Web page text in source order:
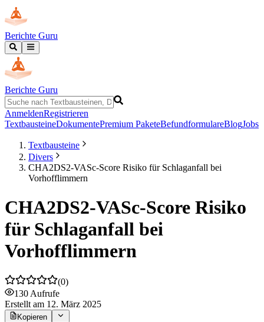
Berichte Guru
Berichte Guru
AnmeldenRegistrieren
TextbausteineDokumentePremium PaketeBefundformulareBlogJobs
Textbausteine
Divers
CHA2DS2-VASc-Score Risiko für Schlaganfall bei
Vorhofflimmern
CHA2DS2-VASc-Score Risiko
für Schlaganfall bei
Vorhofflimmern
(0)
130 Aufrufe
Erstellt am 12. März 2025
Kopieren